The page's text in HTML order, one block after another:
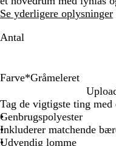
og
piletasterne
og
Se yderligere oplysninger
Antal
Farve*Gråmeleret
o
r
t
e
i
g
e
a
r
i
n
r
å
m
e
Tag de vigtigste ting
Genbrugspolyester
Inkluderer matchende
Udvendig lomme